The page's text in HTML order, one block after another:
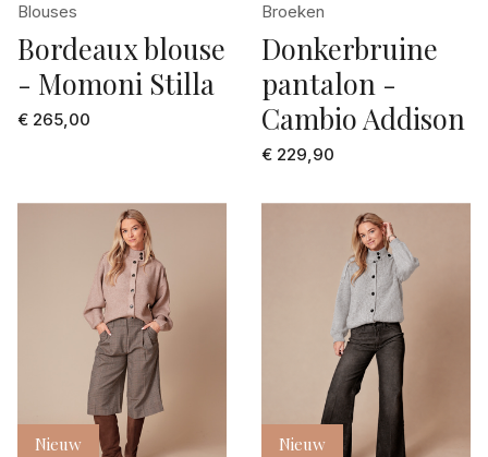
Blouses
Bordeaux blouse
- Momoni Stilla
€ 265,00
Broeken
Donkerbruine
pantalon -
Cambio Addison
€ 229,90
Nieuw Nieuw